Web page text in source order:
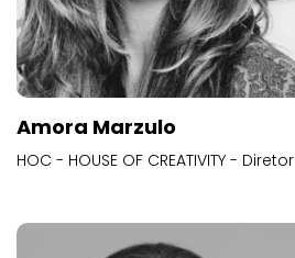
Amora Marzulo
HOC - HOUSE OF CREATIVITY - Diretor